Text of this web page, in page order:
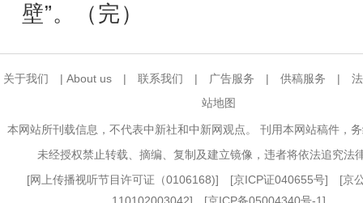
壁”。（完）
关于我们 | About us | 联系我们 | 广告服务 | 供稿服务 |
站地图
本网站所刊载信息，不代表中新社和中新网观点。 刊用本网站稿件，
未经授权禁止转载、摘编、复制及建立镜像，违者将依法追究法
[网上传播视听节目许可证（0106168)] [京ICP证040655号] [京
110102003042] [京ICP备05004340号-1]